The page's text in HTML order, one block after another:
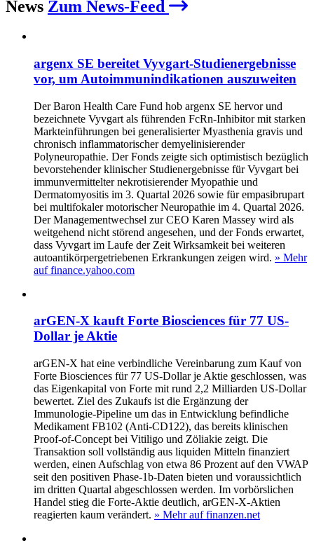
News Zum News-Feed
argenx SE bereitet Vyvgart-Studienergebnisse
vor, um Autoimmunindikationen auszuweiten
Der Baron Health Care Fund hob argenx SE hervor und
bezeichnete Vyvgart als führenden FcRn-Inhibitor mit starken
Markteinführungen bei generalisierter Myasthenia gravis und
chronisch inflammatorischer demyelinisierender
Polyneuropathie. Der Fonds zeigte sich optimistisch bezüglich
bevorstehender klinischer Studienergebnisse für Vyvgart bei
immunvermittelter nekrotisierender Myopathie und
Dermatomyositis im 3. Quartal 2026 sowie für empasibrupart
bei multifokaler motorischer Neuropathie im 4. Quartal 2026.
Der Managementwechsel zur CEO Karen Massey wird als
weitgehend nicht störend angesehen, und der Fonds erwartet,
dass Vyvgart im Laufe der Zeit Wirksamkeit bei weiteren
autoantikörpergetriebenen Erkrankungen zeigen wird. » Mehr
auf finance.yahoo.com
arGEN-X kauft Forte Biosciences für 77 US-
Dollar je Aktie
arGEN-X hat eine verbindliche Vereinbarung zum Kauf von
Forte Biosciences für 77 US-Dollar je Aktie geschlossen, was
das Eigenkapital von Forte mit rund 2,2 Milliarden US-Dollar
bewertet. Ziel des Zukaufs ist die Ergänzung der
Immunologie-Pipeline um das in Entwicklung befindliche
Medikament FB102 (Anti-CD122), das bereits klinischen
Proof-of-Concept bei Vitiligo und Zöliakie zeigt. Die
Transaktion soll vollständig aus liquiden Mitteln finanziert
werden, einen Aufschlag von etwa 86 Prozent auf den VWAP
seit den positiven Phase‑1b‑Daten bieten und voraussichtlich
im dritten Quartal abgeschlossen werden. Im vorbörslichen
Handel stieg die Forte-Aktie deutlich, arGEN-X-Aktien
reagierten kaum verändert. » Mehr auf finanzen.net